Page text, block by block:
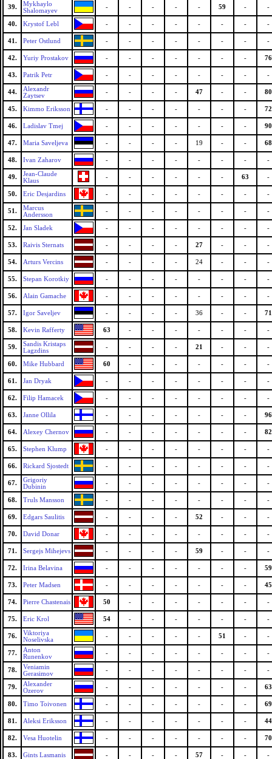
39.
Mykhaylo
Shalomayev
- - - - - 59 - -
40. Krystof Lebl - - - - - - - -
41. Peter Ostlund - - - - - - - -
42. Yuriy Prostakov - - - - - - - 76
43. Patrik Petr - - - - - - - -
44.
Alexandr
Zaytsev
- - - - 47 - - 80
45. Kimmo Eriksson - - - - - - - 72
46. Ladislav Tmej - - - - - - - 90
47. Maria Saveljeva - - - - 19 - - 68
48. Ivan Zaharov - - - - - - - -
49.
Jean-Claude
Klaus
- - - - - - 63 -
50. Eric Desjardins - - - - - - - -
51.
Marcus
Andersson
- - - - - - - -
52. Jan Sladek - - - - - - - -
53. Raivis Sternats - - - - 27 - - -
54. Arturs Vercins - - - - 24 - - -
55. Stepan Korotkiy - - - - - - - -
56. Alain Gamache - - - - - - - -
57. Igor Saveljev - - - - 36 - - 71
58. Kevin Rafferty 63 - - - - - - -
59.
Sandis Kristaps
Lagzdins
- - - - 21 - - -
60. Mike Hubbard 60 - - - - - - -
61. Jan Dryak - - - - - - - -
62. Filip Hamacek - - - - - - - -
63. Janne Ollila - - - - - - - 96
64. Alexey Chernov - - - - - - - 82
65. Stephen Klump - - - - - - - -
66. Rickard Sjostedt - - - - - - - -
67.
Grigoriy
Dubinin
- - - - - - - -
68. Truls Mansson - - - - - - - -
69. Edgars Saulitis - - - - 52 - - -
70. David Donar - - - - - - - -
71. Sergejs Mihejevs - - - - 59 - - -
72. Irina Belavina - - - - - - - 59
73. Peter Madsen - - - - - - - 45
74. Pierre Chastenais 50 - - - - - - -
75. Eric Krol 54 - - - - - - -
76.
Viktoriya
Noselivska
- - - - - 51 - -
77.
Anton
Runenkov
- - - - - - - -
78.
Veniamin
Gerasimov
- - - - - - - -
79.
Alexander
Ozerov
- - - - - - - 63
80. Timo Toivonen - - - - - - - 69
81. Aleksi Eriksson - - - - - - - 44
82. Vesa Huotelin - - - - - - - 70
83. Gints Lasmanis - - - - 57 - - -